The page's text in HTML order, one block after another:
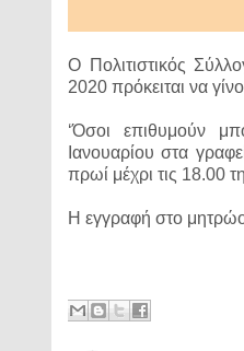
Ο Πολιτιστικός
2020 πρόκειται να
‘Όσοι επιθυμούν
Ιανουαρίου στα
πρωί μέχρι τις 18.00
Η εγγραφή στο